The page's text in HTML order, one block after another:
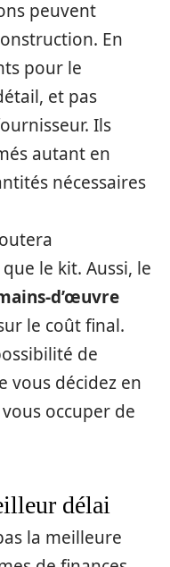
peuvent
En
pour le
et pas
Ils
autant en
nécessaires
le kit. Aussi, le
d’œuvre
le coût final.
de
vous décidez en
occuper de
délai
la meilleure